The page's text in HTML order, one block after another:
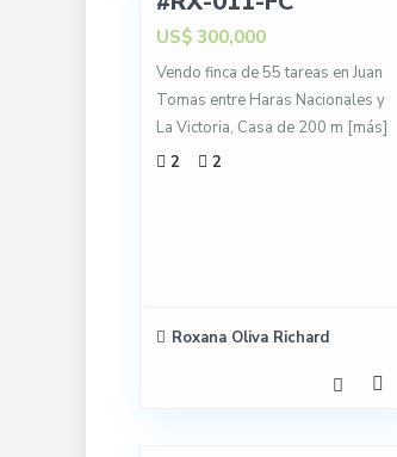
US$ 300,000
Vendo finca de 55 tareas en Juan
Tomas entre Haras Nacionales y
La Victoria, Casa de 200 m [más]
2
2
Roxana Oliva Richard